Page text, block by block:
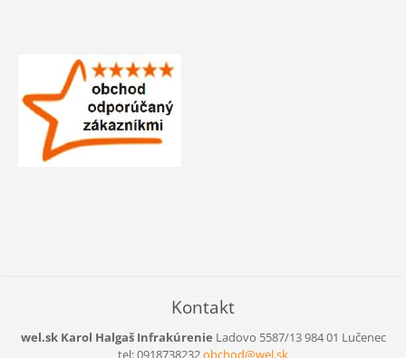
Kontakt
wel.sk Karol Halgaš Infrakúrenie Ladovo 5587/13984 01 Lučenec
tel: 0918738232obchod@wel.sk